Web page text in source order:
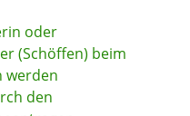
oder
(Schöffen) beim
werden
den